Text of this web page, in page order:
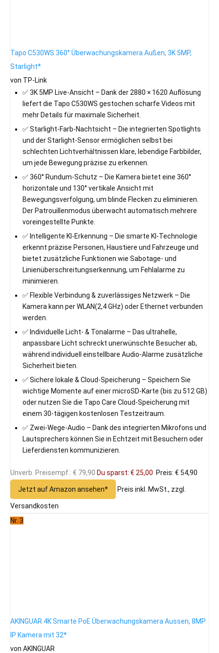
Tapo C530WS 360° Überwachungskamera Außen, 3K 5MP,
Starlight*
von TP-Link
✅ 3K 5MP Live-Ansicht – Dank der 2880 × 1620 Auflösung
liefert die Tapo C530WS gestochen scharfe Videos mit
mehr Details für maximale Sicherheit.
✅ Starlight-Farb-Nachtsicht – Die integrierten Spotlights
und der Starlight-Sensor ermöglichen selbst bei
schlechten Lichtverhältnissen klare, lebendige Farbbilder,
um jede Bewegung präzise zu erkennen.
✅ 360° Rundum-Schutz – Die Kamera bietet eine 360°
horizontale und 130° vertikale Ansicht mit
Bewegungsverfolgung, um blinde Flecken zu eliminieren.
Der Patrouillenmodus überwacht automatisch mehrere
voreingestellte Punkte.
✅ Intelligente KI-Erkennung – Die smarte KI-Technologie
erkennt präzise Personen, Haustiere und Fahrzeuge und
bietet zusätzliche Funktionen wie Sabotage- und
Linienüberschreitungserkennung, um Fehlalarme zu
minimieren.
✅ Flexible Verbindung & zuverlässiges Netzwerk – Die
Kamera kann per WLAN(2,4 GHz) oder Ethernet verbunden
werden.
✅ Individuelle Licht- & Tonalarme – Das ultrahelle,
anpassbare Licht schreckt unerwünschte Besucher ab,
während individuell einstellbare Audio-Alarme zusätzliche
Sicherheit bieten.
✅ Sichere lokale & Cloud-Speicherung – Speichern Sie
wichtige Momente auf einer microSD-Karte (bis zu 512 GB)
oder nutzen Sie die Tapo Care Cloud-Speicherung mit
einem 30-tägigen kostenlosen Testzeitraum.
✅ Zwei-Wege-Audio – Dank des integrierten Mikrofons und
Lautsprechers können Sie in Echtzeit mit Besuchern oder
Lieferdiensten kommunizieren.
Unverb. Preisempf.: € 79,90 Du sparst: € 25,00 Preis: € 54,90
Jetzt auf Amazon ansehen* Preis inkl. MwSt., zzgl.
Versandkosten
Nr. 3
AKINGUAR 4K Smarte PoE Überwachungskamera Aussen, 8MP
IP Kamera mit 32*
von AKINGUAR